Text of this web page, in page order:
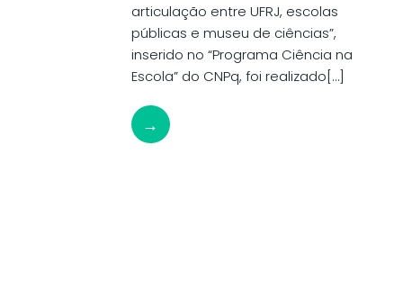
articulação entre UFRJ, escolas
públicas e museu de ciências”,
inserido no “Programa Ciência na
Escola” do CNPq, foi realizado[…]
→